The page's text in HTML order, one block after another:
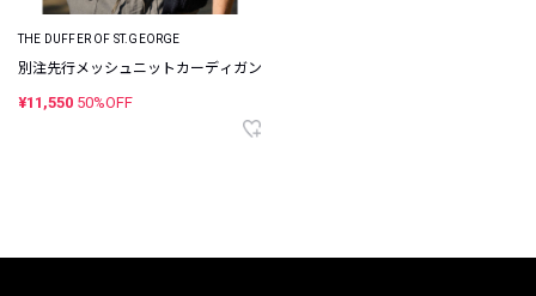
THE DUFFER OF ST.GEORGE
別注先行メッシュニットカーディガン
¥11,550 50%OFF